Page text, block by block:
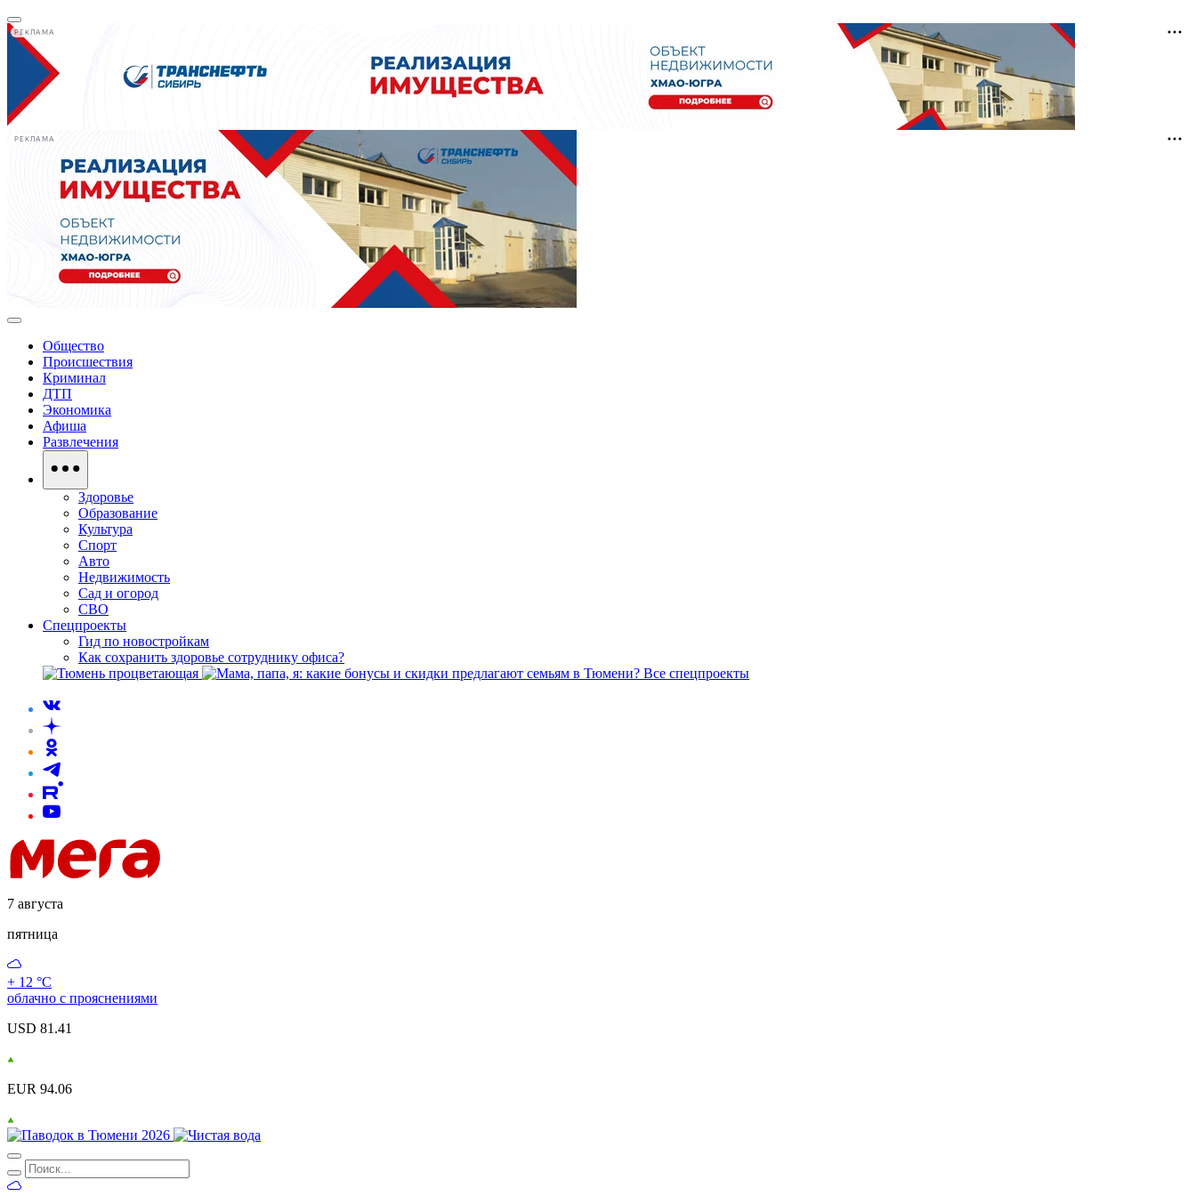
РЕКЛАМА
РЕКЛАМА
Общество
Происшествия
Криминал
ДТП
Экономика
Афиша
Развлечения
Здоровье
Образование
Культура
Спорт
Авто
Недвижимость
Сад и огород
СВО
Спецпроекты
Гид по новостройкам
Как сохранить здоровье сотруднику офиса?
Все спецпроекты
7 августа
пятница
+ 12 °С
облачно с прояснениями
USD 81.41
EUR 94.06